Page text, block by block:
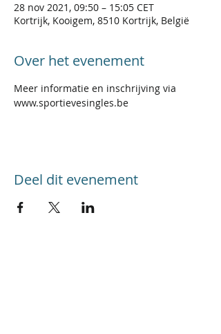
28 nov 2021, 09:50 – 15:05 CET
Kortrijk, Kooigem, 8510 Kortrijk, België
Over het evenement
Meer informatie en inschrijving via
www.sportievesingles.be
Deel dit evenement